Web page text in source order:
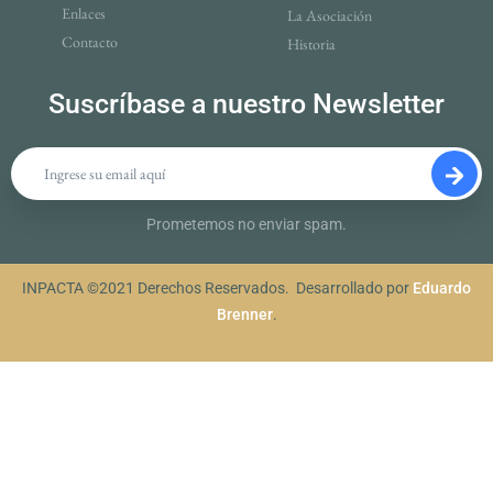
Enlaces
Contacto
La Asociación
Historia
Suscríbase a nuestro Newsletter
Prometemos no enviar spam.
INPACTA ©2021 Derechos Reservados. Desarrollado por Eduardo
Brenner.